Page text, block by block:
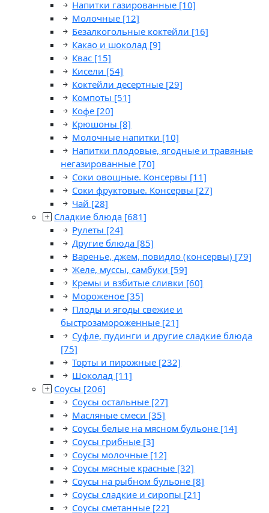
Напитки газированные [10]
Молочные [12]
Безалкогольные коктейли [16]
Какао и шоколад [9]
Квас [15]
Кисели [54]
Коктейли десертные [29]
Компоты [51]
Кофе [20]
Крюшоны [8]
Молочные напитки [10]
Напитки плодовые, ягодные и травяные
негазированные [70]
Соки овощные. Консервы [11]
Соки фруктовые. Консервы [27]
Чай [28]
Сладкие блюда [681]
Рулеты [24]
Другие блюда [85]
Варенье, джем, повидло (консервы) [79]
Желе, муссы, самбуки [59]
Кремы и взбитые сливки [60]
Мороженое [35]
Плоды и ягоды свежие и
быстрозамороженные [21]
Суфле, пудинги и другие сладкие блюда
[75]
Торты и пирожные [232]
Шоколад [11]
Соусы [206]
Соусы остальные [27]
Масляные смеси [35]
Соусы белые на мясном бульоне [14]
Соусы грибные [3]
Соусы молочные [12]
Соусы мясные красные [32]
Соусы на рыбном бульоне [8]
Соусы сладкие и сиропы [21]
Соусы сметанные [22]